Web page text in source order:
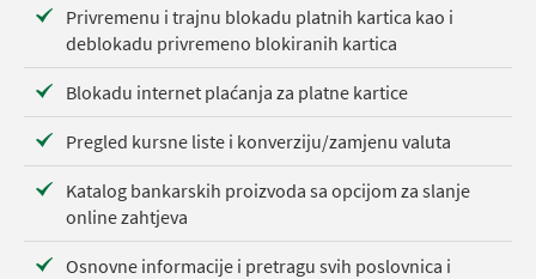
Privremenu i trajnu blokadu platnih kartica kao i
deblokadu privremeno blokiranih kartica
Blokadu internet plaćanja za platne kartice
Pregled kursne liste i konverziju/zamjenu valuta
Katalog bankarskih proizvoda sa opcijom za slanje
online zahtjeva
Osnovne informacije i pretragu svih poslovnica i